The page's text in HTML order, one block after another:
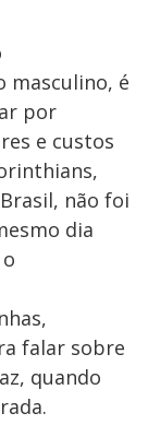
masculino, é
por
e custos
não foi
dia
falar sobre
quando